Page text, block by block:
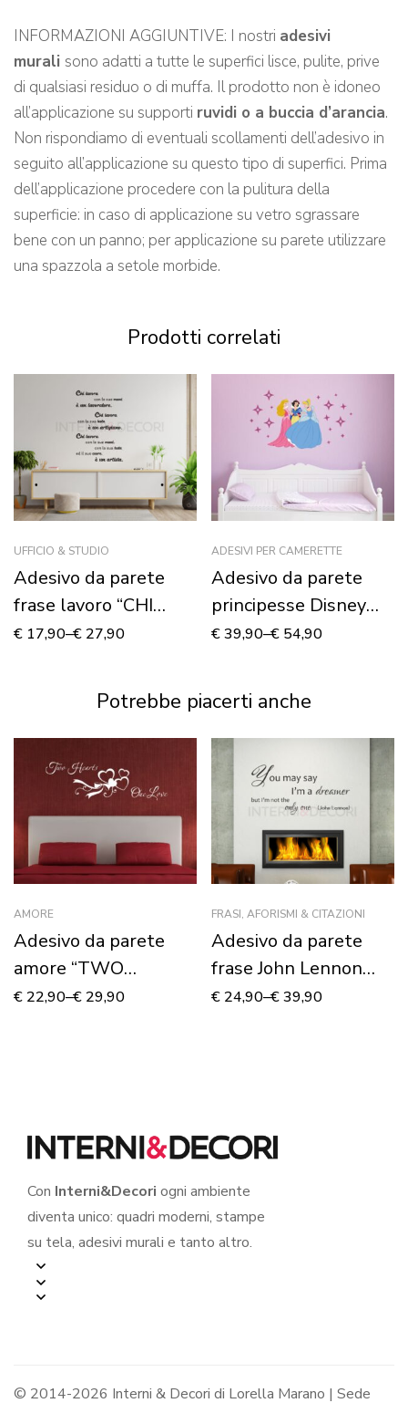
INFORMAZIONI AGGIUNTIVE: I nostri adesivi
murali sono adatti a tutte le superfici lisce, pulite, prive
di qualsiasi residuo o di muffa. Il prodotto non è idoneo
all’applicazione su supporti ruvidi o a buccia d’arancia.
Non rispondiamo di eventuali scollamenti dell’adesivo in
seguito all’applicazione su questo tipo di superfici. Prima
dell’applicazione procedere con la pulitura della
superficie: in caso di applicazione su vetro sgrassare
bene con un panno; per applicazione su parete utilizzare
una spazzola a setole morbide.
Prodotti correlati
UFFICIO & STUDIO
Adesivo da parete
frase lavoro “CHI
LAVORA…”
€ 17,90–€ 27,90
ADESIVI PER CAMERETTE
Adesivo da parete
principesse Disney
“COME NELLE
murale
€39,90–€ 54,90
Potrebbe piacerti anche
AMORE
Adesivo da parete
amore “TWO
HEARTS ONE LOVE”
€ 22,90–€ 29,90
FRASI, AFORISMI & CITAZIONI
Adesivo da parete
frase John Lennon
“IMAGINE”
€ 24,90–€39,90
Con Interni&Decori ogni ambiente
diventa unico: quadri moderni, stampe
su tela, adesivi murali e tanto altro.
© 2014-2026 Interni & Decori di Lorella Marano | Sede